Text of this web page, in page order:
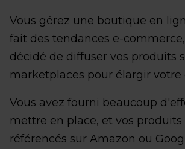
Vous gérez une boutique en
fait des tendances e-
décidé de diffuser vos produits
marketplaces pour élargir votre
Vous avez fourni beaucoup
mettre en place, et vos produits
référencés sur Amazon ou